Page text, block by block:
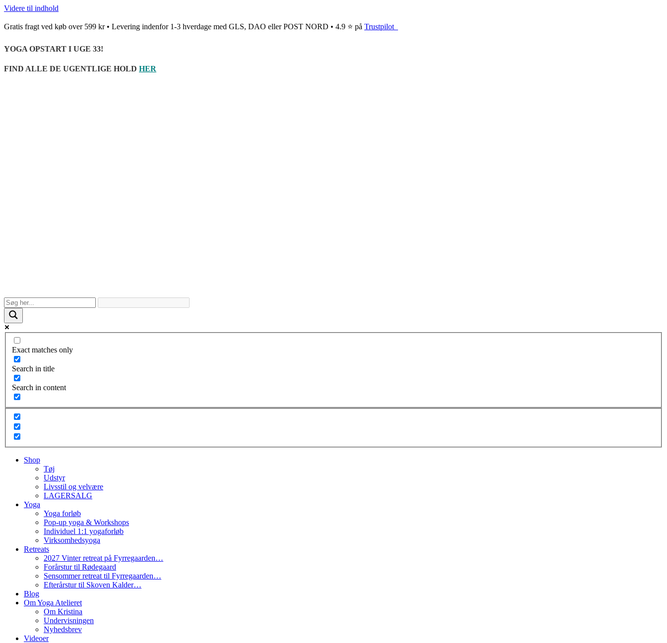
Videre til indhold
Gratis fragt ved køb over 599 kr • Levering indenfor 1-3 hverdage med GLS, DAO eller POST NORD • 4.9 ⭐ på Trustpilot
YOGA OPSTART I UGE 33!
FIND ALLE DE UGENTLIGE HOLD HER
Exact matches only
Search in title
Search in content
Shop
Tøj
Udstyr
Livsstil og velvære
LAGERSALG
Yoga
Yoga forløb
Pop-up yoga & Workshops
Individuel 1:1 yogaforløb
Virksomhedsyoga
Retreats
2027 Vinter retreat på Fyrregaarden…
Forårstur til Rødegaard
Sensommer retreat til Fyrregaarden…
Efterårstur til Skoven Kalder…
Blog
Om Yoga Atelieret
Om Kristina
Undervisningen
Nyhedsbrev
Videoer